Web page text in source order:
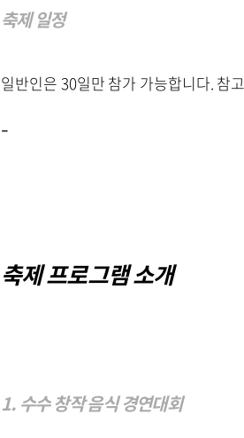
축제 일정
일반인은 30일만 참가 가능합니다. 참
-
축제 프로그램 소개
1. 수수 창작 음식 경연대회